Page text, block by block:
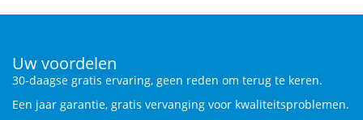
Uw voordelen
30-daagse gratis ervaring, geen reden om terug te keren.
Een jaar garantie, gratis vervanging voor kwaliteitsproblemen.